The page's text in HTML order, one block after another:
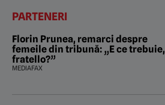
PARTENERI
Florin Prunea, remarci despre
femeile din tribună: „E ce trebuie,
fratello?”
MEDIAFAX